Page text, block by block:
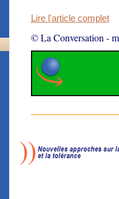
Lire l'article complet
© La Conversation -